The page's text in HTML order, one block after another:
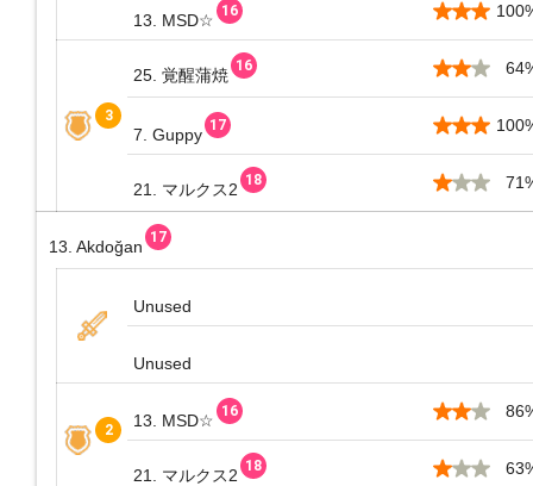
13. MSD☆
25. 覚醒蒲焼
7. Guppy
21. マルクス2
13. Akdoğan
Unused
Unused
13. MSD☆
21. マルクス2